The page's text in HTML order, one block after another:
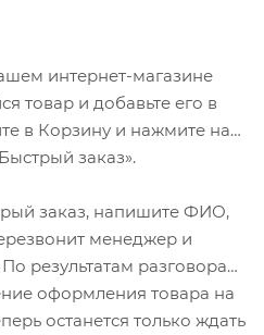
интернет-магазине
товар и добавьте его в
в Корзину и нажмите на
заказ».
заказ, напишите ФИО,
менеджер и
результатам разговора
оформления товара на
останется только ждать